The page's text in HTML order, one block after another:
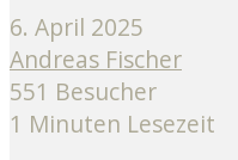
6. April 2025
Andreas Fischer
551 Besucher
1 Minuten Lesezeit